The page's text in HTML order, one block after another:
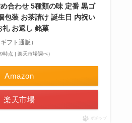
合わせ 5種類の味 定番 黒ゴ
包装 お茶請け 誕生日 内祝い
礼 お返し 銘菓
フト通販）
点 | 楽天市場調べ）
Amazon
楽天市場
ポチップ